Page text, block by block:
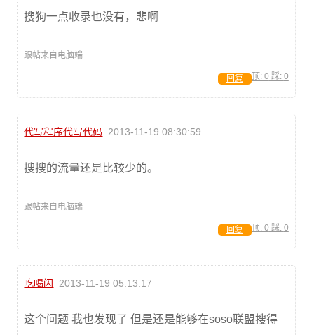
搜狗一点收录也没有，悲啊
跟帖来自电脑端
顶: 0 踩: 0
回复
代写程序代写代码 2013-11-19 08:30:59
搜搜的流量还是比较少的。
跟帖来自电脑端
顶: 0 踩: 0
回复
吃喝闪 2013-11-19 05:13:17
这个问题 我也发现了 但是还是能够在soso联盟搜得